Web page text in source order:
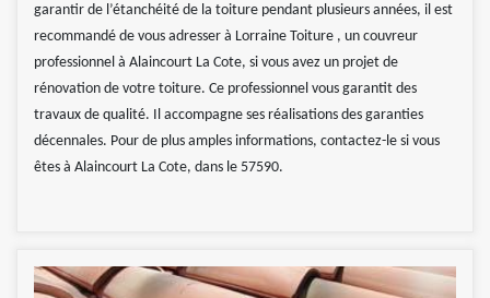
garantir de l’étanchéité de la toiture pendant plusieurs années, il est
recommandé de vous adresser à Lorraine Toiture , un couvreur
professionnel à Alaincourt La Cote, si vous avez un projet de
rénovation de votre toiture. Ce professionnel vous garantit des
travaux de qualité. Il accompagne ses réalisations des garanties
décennales. Pour de plus amples informations, contactez-le si vous
êtes à Alaincourt La Cote, dans le 57590.